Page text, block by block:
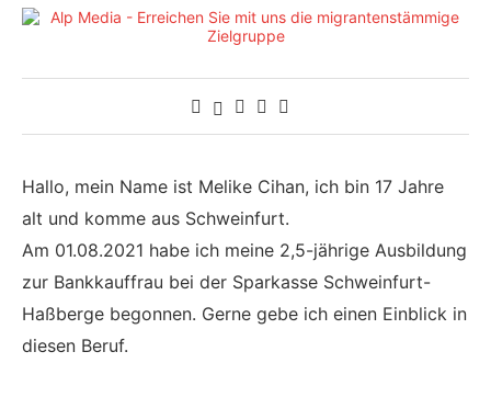
Hallo, mein Name ist Melike Cihan, ich bin 17 Jahre
alt und komme aus Schweinfurt.
Am 01.08.2021 habe ich meine 2,5-jährige Ausbildung
zur Bankkauffrau bei der Sparkasse Schweinfurt-
Haßberge begonnen. Gerne gebe ich einen Einblick in
diesen Beruf.